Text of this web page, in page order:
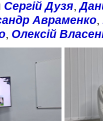
Сергій Дузя,
Авраменко,
, Олексій